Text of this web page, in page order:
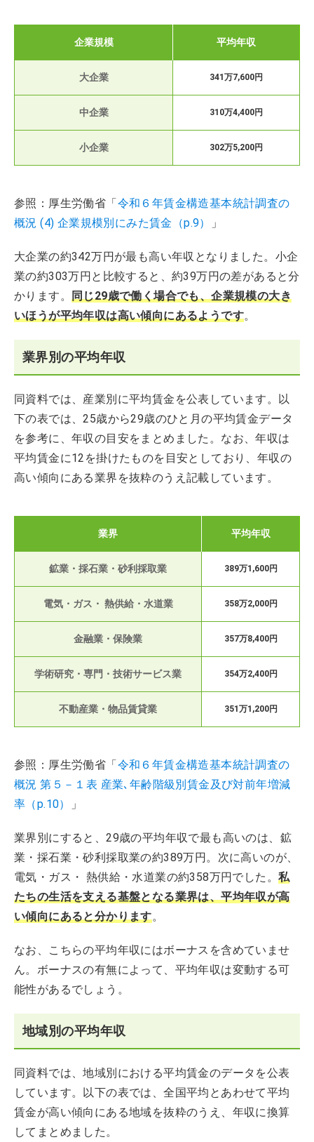
企業規模 平均年収
大企業 341万7,600円
中企業 310万4,400円
小企業 302万5,200円
参照：厚生労働省「令和６年賃金構造基本統計調査の
概況 (4) 企業規模別にみた賃金（p.9）
」
大企業の約342万円が最も高い年収となりました。小企
業の約303万円と比較すると、約39万円の差があると分
かります。 同じ29歳で働く場合でも、企業規模の大き
いほうが平均年収は高い傾向にあるようです。
業界別の平均年収
同資料では、産業別に平均賃金を公表しています。以
下の表では、25歳から29歳のひと月の平均賃金データ
を参考に、年収の目安をまとめました。なお、年収は
平均賃金に12を掛けたものを目安としており、年収の
高い傾向にある業界を抜粋のうえ記載しています。
業界 平均年収
鉱業・採石業・砂利採取業 389万1,600円
電気・ガス・ 熱供給・水道業 358万2,000円
金融業・保険業 357万8,400円
学術研究・専門・技術サービス業 354万2,400円
不動産業・物品賃貸業 351万1,200円
参照：厚生労働省「令和６年賃金構造基本統計調査の
概況 第５－１表 産業､年齢階級別賃金及び対前年増減
率（p.10）
」
業界別にすると、29歳の平均年収で最も高いのは、鉱
業・採石業・砂利採取業の約389万円。次に高いのが、
電気・ガス・ 熱供給・水道業の約358万円でした。 私
たちの生活を支える基盤となる業界は、平均年収が高
い傾向にあると分かります。
なお、こちらの平均年収にはボーナスを含めていませ
ん。ボーナスの有無によって、平均年収は変動する可
能性があるでしょう。
地域別の平均年収
同資料では、地域別における平均賃金のデータを公表
しています。以下の表では、全国平均とあわせて平均
賃金が高い傾向にある地域を抜粋のうえ、年収に換算
してまとめました。